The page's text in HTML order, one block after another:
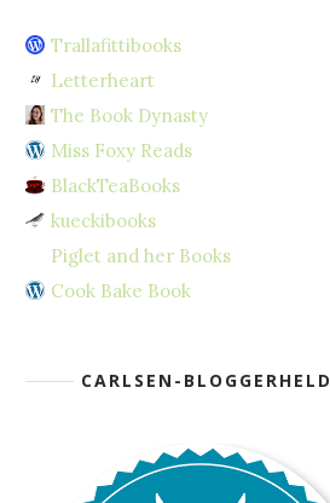
Trallafittibooks
Letterheart
The Book Dynasty
Miss Foxy Reads
BlackTeaBooks
kueckibooks
Piglet and her Books
Cook Bake Book
CARLSEN-BLOGGERHELD